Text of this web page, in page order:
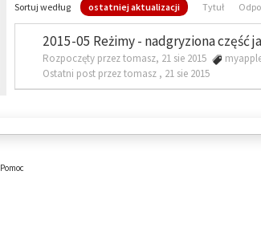
Sortuj według ostatniej aktualizacji Tytuł
2015-05 Reżimy - nadgryziona część
Rozpoczęty przez tomasz, 21 sie 2015
Ostatni post przez tomasz , 21 sie 2015
Pomoc